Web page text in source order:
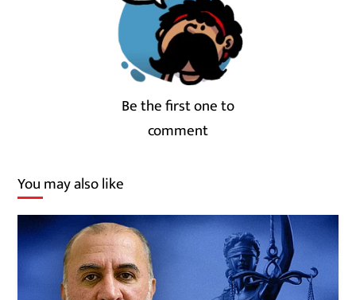
Be the first one to
comment
You may also like